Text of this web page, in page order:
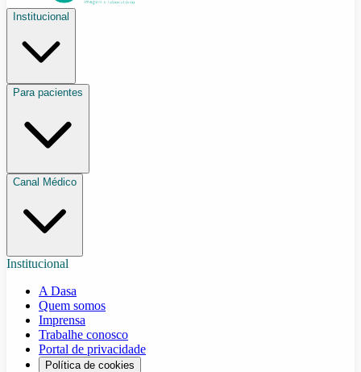
Institucional
Para pacientes
Canal Médico
Institucional
A Dasa
Quem somos
Imprensa
Trabalhe conosco
Portal de privacidade
Política de cookies